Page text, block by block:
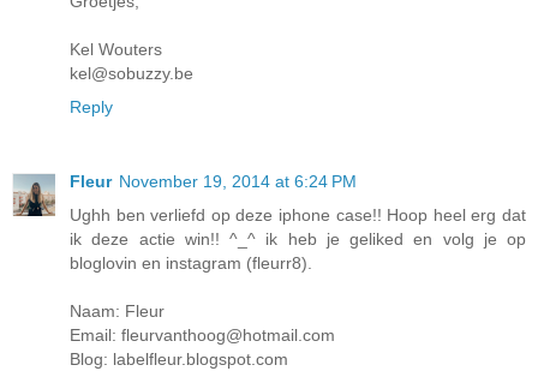
Kel Wouters
kel@sobuzzy.be
Reply
Fleur November 19, 2014 at 6:24 PM
Ughh ben verliefd op deze iphone case!! Hoop heel erg dat
ik deze actie win!! ^_^ ik heb je geliked en volg je op
bloglovin en instagram (fleurr8).
Naam: Fleur
Email: fleurvanthoog@hotmail.com
Blog: labelfleur.blogspot.com